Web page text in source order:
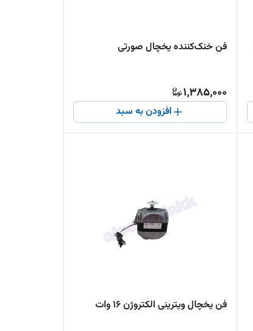
فن خنک‌کننده یخچال صورتی
1,385,000
افزودن به سبد
فن یخچال ویترینی الکتروژن 16 وات